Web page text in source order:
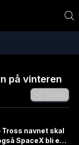
på vinteren
Tross navnet skal
SpaceX bli et